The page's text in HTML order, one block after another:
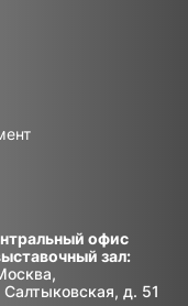
офис
зал:
Салтыковская, д. 51